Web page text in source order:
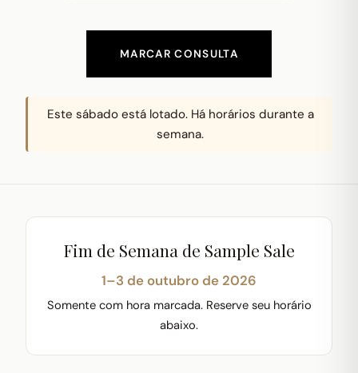
MARCAR CONSULTA
Este sábado está lotado. Há horários durante a
semana.
Fim de Semana de Sample Sale
1–3 de outubro de 2026
Somente com hora marcada. Reserve seu horário
abaixo.